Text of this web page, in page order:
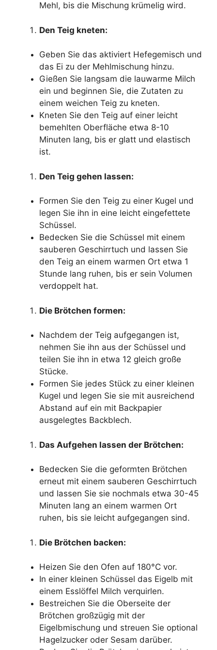
Mehl, bis die Mischung krümelig wird.
Den Teig kneten:
Geben Sie das aktiviert Hefegemisch und
das Ei zu der Mehlmischung hinzu.
Gießen Sie langsam die lauwarme Milch
ein und beginnen Sie, die Zutaten zu
einem weichen Teig zu kneten.
Kneten Sie den Teig auf einer leicht
bemehlten Oberfläche etwa 8-10
Minuten lang, bis er glatt und elastisch
ist.
Den Teig gehen lassen:
Formen Sie den Teig zu einer Kugel und
legen Sie ihn in eine leicht eingefettete
Schüssel.
Bedecken Sie die Schüssel mit einem
sauberen Geschirrtuch und lassen Sie
den Teig an einem warmen Ort etwa 1
Stunde lang ruhen, bis er sein Volumen
verdoppelt hat.
Die Brötchen formen:
Nachdem der Teig aufgegangen ist,
nehmen Sie ihn aus der Schüssel und
teilen Sie ihn in etwa 12 gleich große
Stücke.
Formen Sie jedes Stück zu einer kleinen
Kugel und legen Sie sie mit ausreichend
Abstand auf ein mit Backpapier
ausgelegtes Backblech.
Das Aufgehen lassen der Brötchen:
Bedecken Sie die geformten Brötchen
erneut mit einem sauberen Geschirrtuch
und lassen Sie sie nochmals etwa 30-45
Minuten lang an einem warmen Ort
ruhen, bis sie leicht aufgegangen sind.
Die Brötchen backen:
Heizen Sie den Ofen auf 180°C vor.
In einer kleinen Schüssel das Eigelb mit
einem Esslöffel Milch verquirlen.
Bestreichen Sie die Oberseite der
Brötchen großzügig mit der
Eigelbmischung und streuen Sie optional
Hagelzucker oder Sesam darüber.